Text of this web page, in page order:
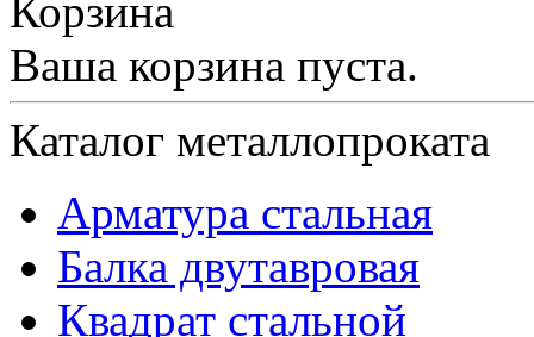
Ваша корзина пуста.
Каталог металлопроката
Арматура стальная
Балка двутавровая
Квадрат стальной